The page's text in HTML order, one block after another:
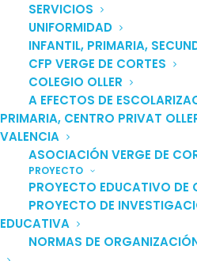
SERVICIOS
UNIFORMIDAD
INFANTIL, PRIMARIA,
CFP VERGE DE CORTES
COLEGIO OLLER
A EFECTOS DE
PRIMARIA, CENTRO PRIVAT
VALENCIA
ASOCIACIÓN VERGE DE
PROYECTO
PROYECTO EDUCATIVO DE
PROYECTO DE
EDUCATIVA
NORMAS DE
Home
Somos dos